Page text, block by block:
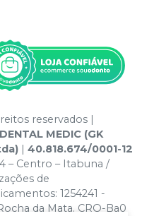
reservados |
DENTAL MEDIC (GK
| 40.818.674/0001-12
– Centro – Itabuna /
de
1254241 -
da Mata. CRO-Ba0